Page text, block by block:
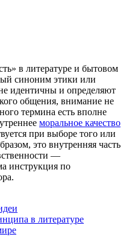
в литературе и бытовом
синоним этики или
идентичны и определяют
общения, внимание не
термина есть вполне
моральное качество
при выборе того или
это внутренняя часть
—
инструкция по
в литературе